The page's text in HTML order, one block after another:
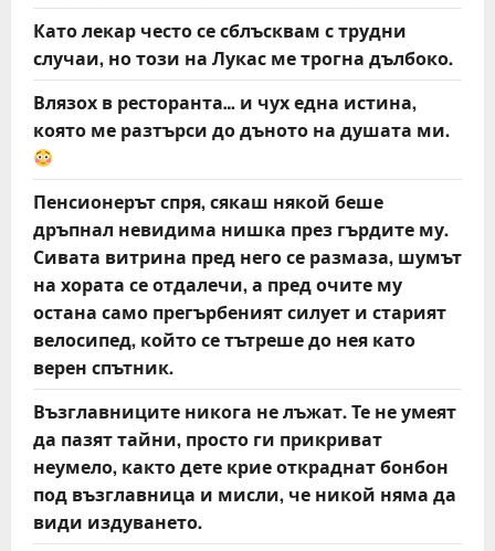
Като лекар често се сблъсквам с трудни
случаи, но този на Лукас ме трогна дълбоко.
Влязох в ресторанта… и чух една истина,
която ме разтърси до дъното на душата ми.
Пенсионерът спря, сякаш някой беше
дръпнал невидима нишка през гърдите му.
Сивата витрина пред него се размаза, шумът
на хората се отдалечи, а пред очите му
остана само прегърбеният силует и старият
велосипед, който се тътреше до нея като
верен спътник.
Възглавниците никога не лъжат. Те не умеят
да пазят тайни, просто ги прикриват
неумело, както дете крие откраднат бонбон
под възглавница и мисли, че никой няма да
види издуването.